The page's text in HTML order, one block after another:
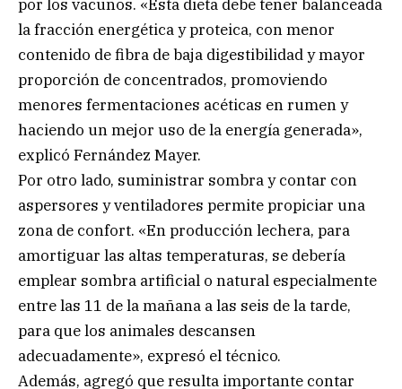
por los vacunos. «Esta dieta debe tener balanceada
la fracción energética y proteica, con menor
contenido de fibra de baja digestibilidad y mayor
proporción de concentrados, promoviendo
menores fermentaciones acéticas en rumen y
haciendo un mejor uso de la energía generada»,
explicó Fernández Mayer.
Por otro lado, suministrar sombra y contar con
aspersores y ventiladores permite propiciar una
zona de confort. «En producción lechera, para
amortiguar las altas temperaturas, se debería
emplear sombra artificial o natural especialmente
entre las 11 de la mañana a las seis de la tarde,
para que los animales descansen
adecuadamente», expresó el técnico.
Además, agregó que resulta importante contar